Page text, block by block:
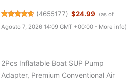
(4655177) $24.99
(as of
Agosto 7, 2026 14:09 GMT +00:00 - More info)
2Pcs Inflatable Boat SUP Pump
Adapter, Premium Conventional Air